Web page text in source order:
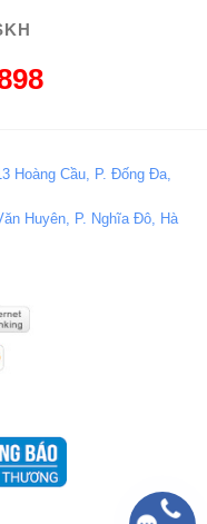
Hoàng Cầu, P. Đống Đa,
Huyên, P. Nghĩa Đô, Hà